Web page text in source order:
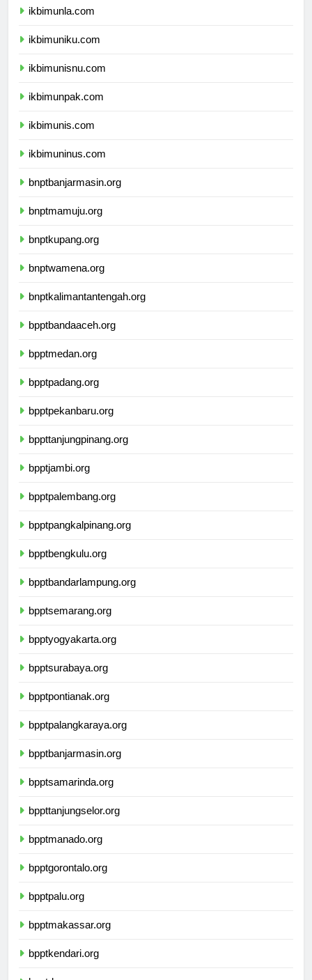
ikbimunla.com
ikbimuniku.com
ikbimunisnu.com
ikbimunpak.com
ikbimunis.com
ikbimuninus.com
bnptbanjarmasin.org
bnptmamuju.org
bnptkupang.org
bnptwamena.org
bnptkalimantantengah.org
bpptbandaaceh.org
bpptmedan.org
bpptpadang.org
bpptpekanbaru.org
bppttanjungpinang.org
bpptjambi.org
bpptpalembang.org
bpptpangkalpinang.org
bpptbengkulu.org
bpptbandarlampung.org
bpptsemarang.org
bpptyogyakarta.org
bpptsurabaya.org
bpptpontianak.org
bpptpalangkaraya.org
bpptbanjarmasin.org
bpptsamarinda.org
bppttanjungselor.org
bpptmanado.org
bpptgorontalo.org
bpptpalu.org
bpptmakassar.org
bpptkendari.org